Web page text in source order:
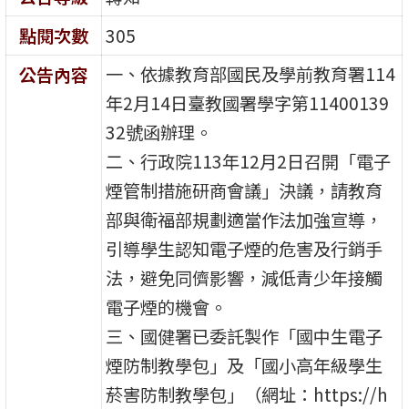
點閱次數
305
公告內容
一、依據教育部國民及學前教育署114
年2月14日臺教國署學字第11400139
32號函辦理。
二、行政院113年12月2日召開「電子
煙管制措施研商會議」決議，請教育
部與衛福部規劃適當作法加強宣導，
引導學生認知電子煙的危害及行銷手
法，避免同儕影響，減低青少年接觸
電子煙的機會。
三、國健署已委託製作「國中生電子
煙防制教學包」及「國小高年級學生
菸害防制教學包」（網址：https://h